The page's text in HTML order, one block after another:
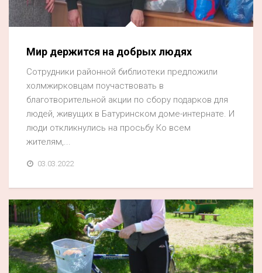
Мир держится на добрых людях
Сотрудники районной библиотеки предложили
холмжирковцам поучаствовать в
благотворительной акции по сбору подарков для
людей, живущих в Батуринском доме-интернате. И
люди откликнулись на просьбу Ко всем
жителям,...
03.03.2022